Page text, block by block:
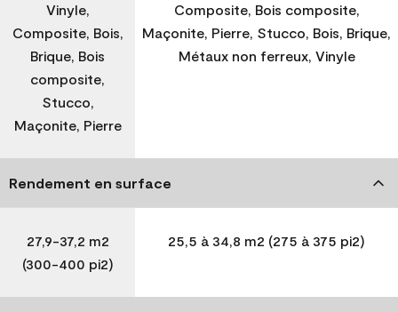
Vinyle,
Composite, Bois,
Brique, Bois
composite,
Stucco,
Maçonite, Pierre
Composite, Bois composite,
Maçonite, Pierre, Stucco, Bois, Brique,
Métaux non ferreux, Vinyle
Rendement en surface
27,9-37,2 m2
(300-400 pi2)
25,5 à 34,8 m2 (275 à 375 pi2)